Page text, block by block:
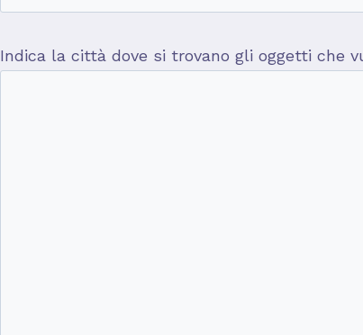
Indica la città dove si trovano gli oggetti che